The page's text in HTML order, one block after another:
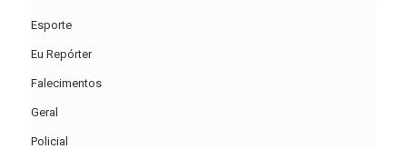
Esporte
Eu Repórter
Falecimentos
Geral
Policial